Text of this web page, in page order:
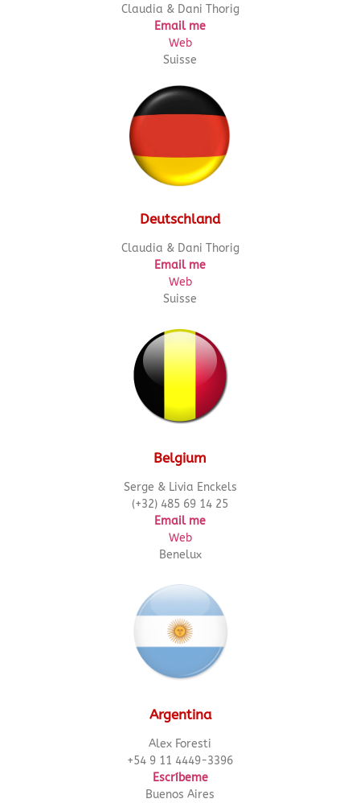
Claudia & Dani Thorig
Email me
Web
Suisse
Deutschland
Claudia & Dani Thorig
Email me
Web
Suisse
Belgium
Serge & Livia Enckels
(+32) 485 69 14 25
Email me
Web
Benelux
Argentina
Alex Foresti
+54 9 11 4449-3396
Escríbeme
Buenos Aires